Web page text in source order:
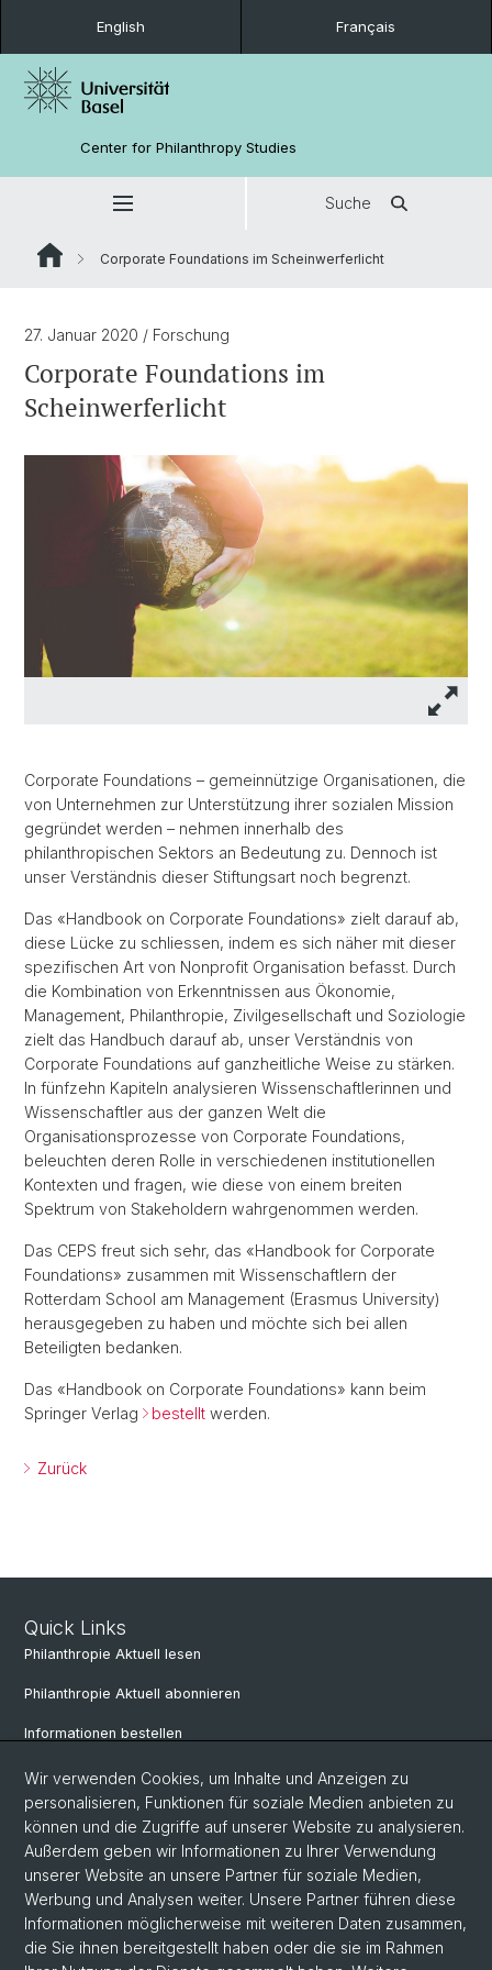
English Français
Center for Philanthropy Studies
Suche
Corporate Foundations im Scheinwerferlicht
27. Januar 2020 / Forschung
Corporate Foundations im
Scheinwerferlicht
Corporate Foundations – gemeinnützige Organisationen, die
von Unternehmen zur Unterstützung ihrer sozialen Mission
gegründet werden – nehmen innerhalb des
philanthropischen Sektors an Bedeutung zu. Dennoch ist
unser Verständnis dieser Stiftungsart noch begrenzt.
Das «Handbook on Corporate Foundations» zielt darauf ab,
diese Lücke zu schliessen, indem es sich näher mit dieser
spezifischen Art von Nonprofit Organisation befasst. Durch
die Kombination von Erkenntnissen aus Ökonomie,
Management, Philanthropie, Zivilgesellschaft und Soziologie
zielt das Handbuch darauf ab, unser Verständnis von
Corporate Foundations auf ganzheitliche Weise zu stärken.
In fünfzehn Kapiteln analysieren Wissenschaftlerinnen und
Wissenschaftler aus der ganzen Welt die
Organisationsprozesse von Corporate Foundations,
beleuchten deren Rolle in verschiedenen institutionellen
Kontexten und fragen, wie diese von einem breiten
Spektrum von Stakeholdern wahrgenommen werden.
Das CEPS freut sich sehr, das «Handbook for Corporate
Foundations» zusammen mit Wissenschaftlern der
Rotterdam School am Management (Erasmus University)
herausgegeben zu haben und möchte sich bei allen
Beteiligten bedanken.
Das «Handbook on Corporate Foundations» kann beim
Springer Verlag
bestellt werden.
Zurück
Quick Links
Philanthropie Aktuell lesen
Philanthropie Aktuell abonnieren
Informationen bestellen
Weiterbildungskalender
Anmelden für Weiterbildung
Social Media
LinkedIn
Wir verwenden Cookies, um Inhalte und Anzeigen zu
personalisieren, Funktionen für soziale Medien anbieten zu
können und die Zugriffe auf unserer Website zu analysieren.
Außerdem geben wir Informationen zu Ihrer Verwendung
unserer Website an unsere Partner für soziale Medien,
Werbung und Analysen weiter. Unsere Partner führen diese
Informationen möglicherweise mit weiteren Daten zusammen,
die Sie ihnen bereitgestellt haben oder die sie im Rahmen